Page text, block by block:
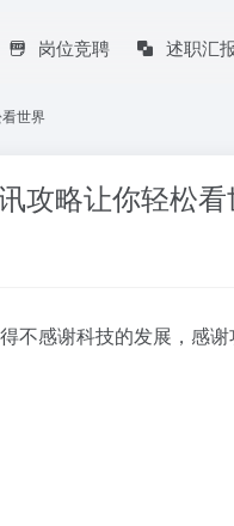
岗位竞聘 述职汇
世界
攻略让你轻松
不感谢科技的发展，感